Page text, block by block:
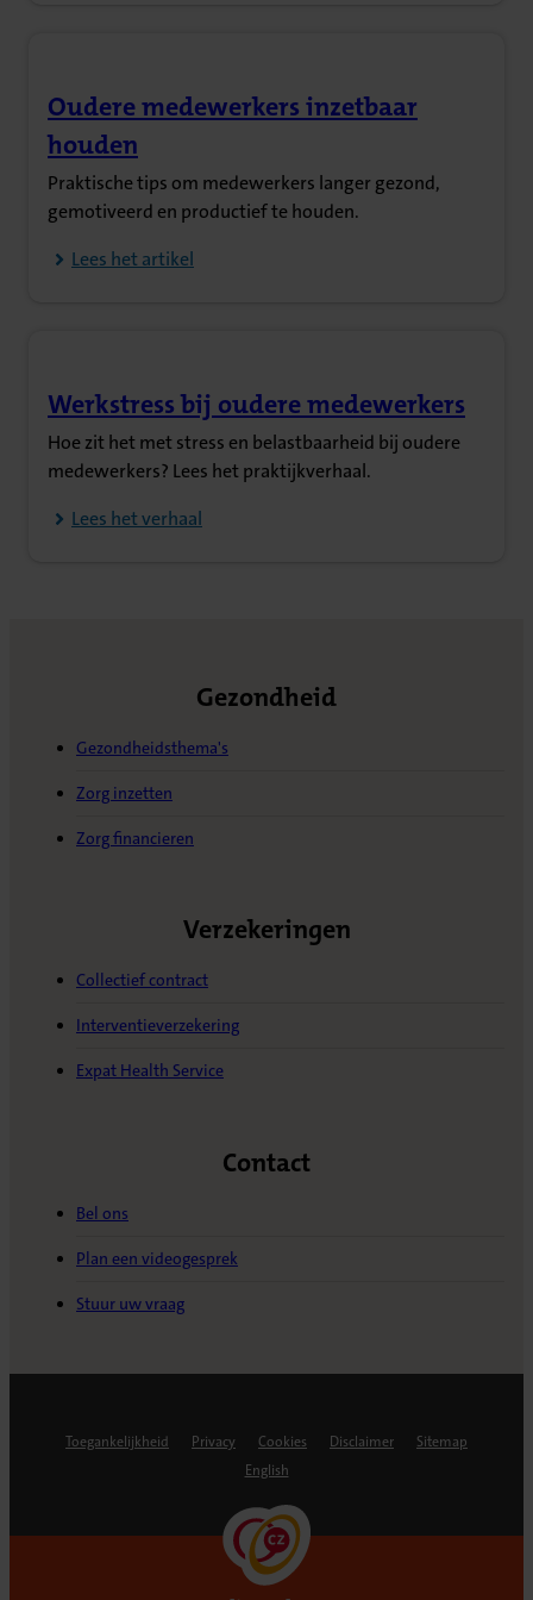
Oudere medewerkers inzetbaar
houden
(Opent in nieuw tabblad)
Praktische tips om medewerkers langer gezond,
gemotiveerd en productief te houden.
Lees het artikel
Werkstress bij oudere medewerkers
(Opent in nieuw tabblad)
Hoe zit het met stress en belastbaarheid bij oudere
medewerkers? Lees het praktijkverhaal.
Lees het verhaal
Gezondheid
Gezondheidsthema's
Zorg inzetten
Zorg financieren
Verzekeringen
Collectief contract
Interventieverzekering
Expat Health Service
Contact
Bel ons
Plan een videogesprek
Stuur uw vraag
Toegankelijkheid Privacy Cookies Disclaimer
Sitemap
English